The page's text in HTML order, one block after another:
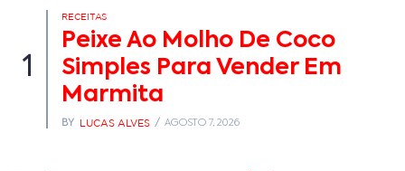
1
RECEITAS
Peixe Ao Molho De Coco
Simples Para Vender Em
Marmita
BY LUCAS ALVES AGOSTO 7, 2026